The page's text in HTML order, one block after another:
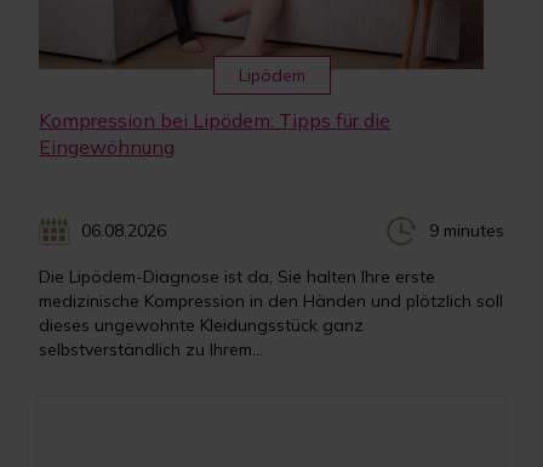
Lipödem
Kompression bei Lipödem: Tipps für die
Eingewöhnung
06.08.2026 9 minutes
Die Lipödem-Diagnose ist da, Sie halten Ihre erste
medizinische Kompression in den Händen und plötzlich soll
dieses ungewohnte Kleidungsstück ganz
selbstverständlich zu Ihrem...